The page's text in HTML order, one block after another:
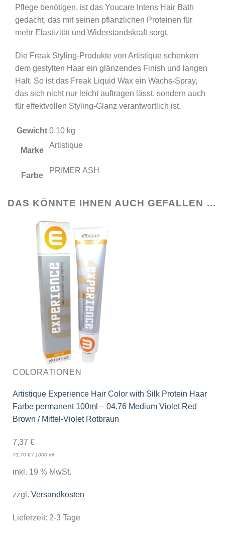
Pflege benötigen, ist das Youcare Intens Hair Bath
gedacht, das mit seinen pflanzlichen Proteinen für
mehr Elastizität und Widerstandskraft sorgt.
Die Freak Styling-Produkte von Artistique schenken
dem gestylten Haar ein glänzendes Finish und langen
Halt. So ist das Freak Liquid Wax ein Wachs-Spray,
das sich nicht nur leicht auftragen lässt, sondern auch
für effektvollen Styling-Glanz verantwortlich ist.
Gewicht 0,10 kg
Marke
Artistique
Farbe
PRIMER ASH
DAS KÖNNTE IHNEN AUCH GEFALLEN …
COLORATIONEN
Artistique Experience Hair Color with Silk Protein Haar
Farbe permanent 100ml – 04.76 Medium Violet Red
Brown / Mittel-Violet Rotbraun
7,37 €
73,70 €/ 1000 ml
inkl. 19 % MwSt.
zzgl. Versandkosten
Lieferzeit: 2-3 Tage